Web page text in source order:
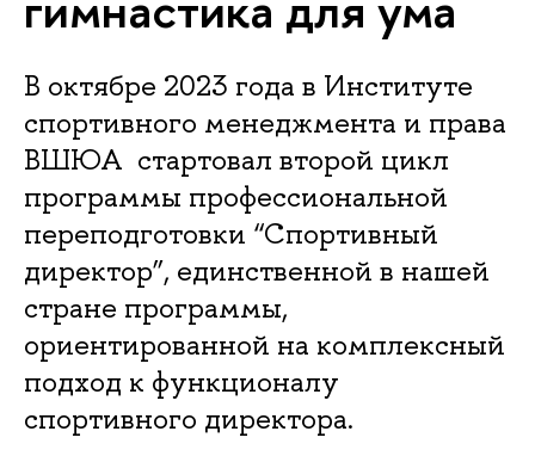
В октябре 2023 года в Институте
спортивного менеджмента и права
ВШЮА стартовал второй цикл
программы профессиональной
переподготовки “Спортивный
директор”, единственной в нашей
стране программы,
ориентированной на комплексный
подход к функционалу
спортивного директора.